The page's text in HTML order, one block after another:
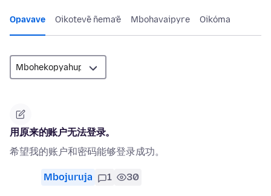
Opavave Oikotevẽ ñema’ẽ Mbohavaipyre Oikóma
用原来的账户无法登录。
希望我的账户和密码能够登录成功。
Mbojuruja 1 30